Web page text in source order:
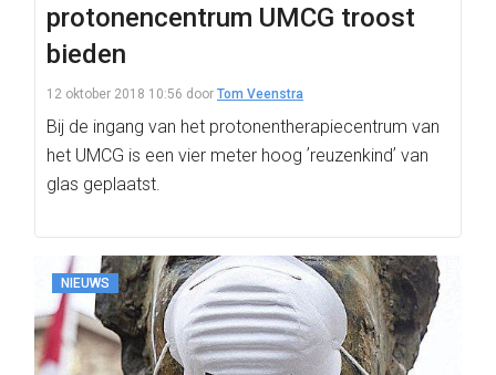
protonencentrum UMCG troost
bieden
12 oktober 2018 10:56 door Tom Veenstra
Bij de ingang van het protonentherapiecentrum van
het UMCG is een vier meter hoog ʼreuzenkindʼ van
glas geplaatst.
NIEUWS